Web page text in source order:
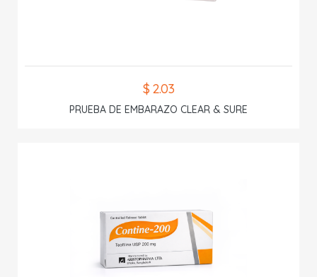
$ 2.03
PRUEBA DE EMBARAZO CLEAR & SURE